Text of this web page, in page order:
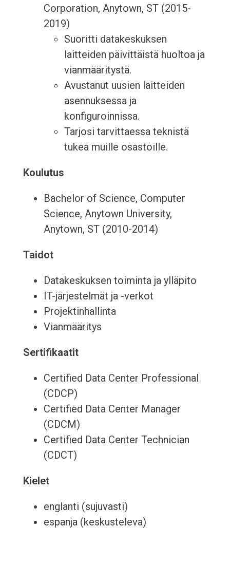
Corporation, Anytown, ST (2015-
2019)
Suoritti datakeskuksen
laitteiden päivittäistä huoltoa ja
vianmääritystä.
Avustanut uusien laitteiden
asennuksessa ja
konfiguroinnissa.
Tarjosi tarvittaessa teknistä
tukea muille osastoille.
Koulutus
Bachelor of Science, Computer
Science, Anytown University,
Anytown, ST (2010-2014)
Taidot
Datakeskuksen toiminta ja ylläpito
IT-järjestelmät ja -verkot
Projektinhallinta
Vianmääritys
Sertifikaatit
Certified Data Center Professional
(CDCP)
Certified Data Center Manager
(CDCM)
Certified Data Center Technician
(CDCT)
Kielet
englanti (sujuvasti)
espanja (keskusteleva)